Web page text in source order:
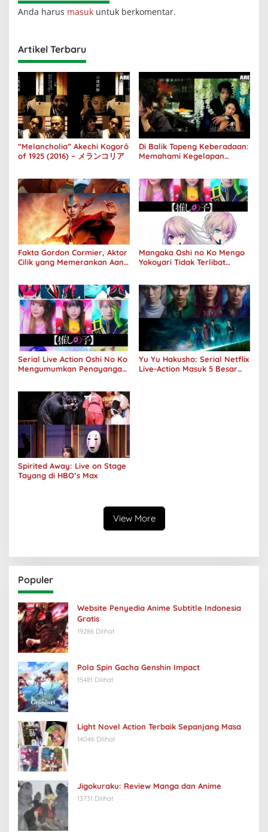
Anda harus masuk untuk berkomentar.
Artikel Terbaru
“Melancholia” Akechi Kogorô
of 1925 (2016) – メランコリア
Di Balik Topeng Keberadaan:
Memahami Kegelapan
Fakta Gordon Cormier, Aktor
Cilik yang Memerankan Aang
Mangaka Oshi no Ko Mengo
Yokoyari Tidak Terlibat
Serial Live Action Oshi No Ko
Mengumumkan Penayangan
Yu Yu Hakusho: Serial Netflix
Live-Action Masuk 5 Besar
Spirited Away: Live on Stage
Tayang di HBO’s Max
View More
Populer
Website Penyedia Anime Subtitle Indonesia
Gratis
19286 Dilihat
Pola Spin Gacha Genshin Impact
15481 Dilihat
Light Novel Action Terbaik Sepanjang Masa
14046 Dilihat
Jigokuraku: Review Manga dan Anime
13731 Dilihat